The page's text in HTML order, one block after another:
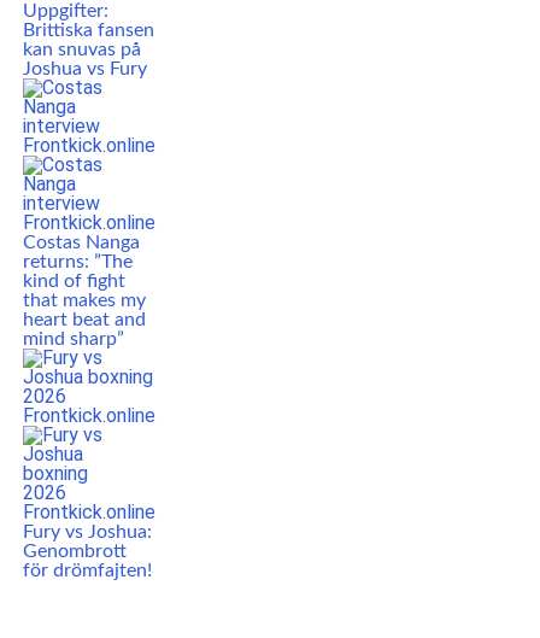
Uppgifter:
Brittiska fansen
kan snuvas på
Joshua vs Fury
Costas Nanga
returns: ”The
kind of fight
that makes my
heart beat and
mind sharp”
Fury vs Joshua:
Genombrott
för drömfajten!